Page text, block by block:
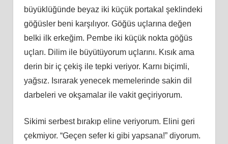
büyüklüğünde beyaz iki küçük portakal şeklindeki
göğüsler beni karşılıyor. Göğüs uçlarına değen
belki ilk erkeğim. Pembe iki küçük nokta göğüs
uçları. Dilim ile büyütüyorum uçlarını. Kısık ama
derin bir iç çekiş ile tepki veriyor. Karnı biçimli,
yağsız. Isırarak yenecek memelerinde sakin dil
darbeleri ve okşamalar ile vakit geçiriyorum.
Sikimi serbest bırakıp eline veriyorum. Elini geri
çekmiyor. “Geçen sefer ki gibi yapsana!” diyorum.